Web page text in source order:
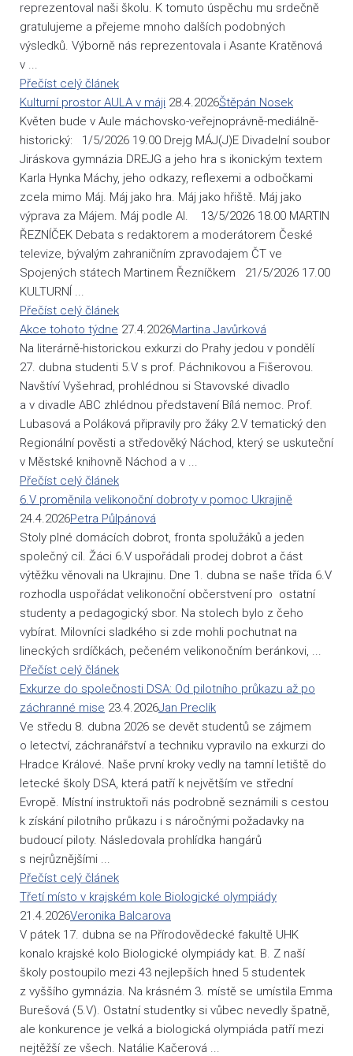
reprezentoval naši školu. K tomuto úspěchu mu srdečně
gratulujeme a přejeme mnoho dalších podobných
výsledků. Výborně nás reprezentovala i Asante Kratěnová
v ...
Přečíst celý článek
Kulturní prostor AULA v máji 28.4.2026Štěpán Nosek
Květen bude v Aule máchovsko-veřejnoprávně-mediálně-
historický: 1/5/2026 19.00 Drejg MÁJ(J)E Divadelní soubor
Jiráskova gymnázia DREJG a jeho hra s ikonickým textem
Karla Hynka Máchy, jeho odkazy, reflexemi a odbočkami
zcela mimo Máj. Máj jako hra. Máj jako hřiště. Máj jako
výprava za Májem. Máj podle AI. 13/5/2026 18.00 MARTIN
ŘEZNÍČEK Debata s redaktorem a moderátorem České
televize, bývalým zahraničním zpravodajem ČT ve
Spojených státech Martinem Řezníčkem 21/5/2026 17.00
KULTURNÍ ...
Přečíst celý článek
Akce tohoto týdne 27.4.2026Martina Javůrková
Na literárně-historickou exkurzi do Prahy jedou v pondělí
27. dubna studenti 5.V s prof. Páchnikovou a Fišerovou.
Navštíví Vyšehrad, prohlédnou si Stavovské divadlo
a v divadle ABC zhlédnou představení Bílá nemoc. Prof.
Lubasová a Poláková připravily pro žáky 2.V tematický den
Regionální pověsti a středověký Náchod, který se uskuteční
v Městské knihovně Náchod a v ...
Přečíst celý článek
6.V proměnila velikonoční dobroty v pomoc Ukrajině
24.4.2026Petra Půlpánová
Stoly plné domácích dobrot, fronta spolužáků a jeden
společný cíl. Žáci 6.V uspořádali prodej dobrot a část
výtěžku věnovali na Ukrajinu. Dne 1. dubna se naše třída 6.V
rozhodla uspořádat velikonoční občerstvení pro ostatní
studenty a pedagogický sbor. Na stolech bylo z čeho
vybírat. Milovníci sladkého si zde mohli pochutnat na
lineckých srdíčkách, pečeném velikonočním beránkovi, ...
Přečíst celý článek
Exkurze do společnosti DSA: Od pilotního průkazu až po
záchranné mise 23.4.2026Jan Preclík
Ve středu 8. dubna 2026 se devět studentů se zájmem
o letectví, záchranářství a techniku vypravilo na exkurzi do
Hradce Králové. Naše první kroky vedly na tamní letiště do
letecké školy DSA, která patří k největším ve střední
Evropě. Místní instruktoři nás podrobně seznámili s cestou
k získání pilotního průkazu i s náročnými požadavky na
budoucí piloty. Následovala prohlídka hangárů
s nejrůznějšími ...
Přečíst celý článek
Třetí místo v krajském kole Biologické olympiády
21.4.2026Veronika Balcarova
V pátek 17. dubna se na Přírodovědecké fakultě UHK
konalo krajské kolo Biologické olympiády kat. B. Z naší
školy postoupilo mezi 43 nejlepších hned 5 studentek
z vyššího gymnázia. Na krásném 3. místě se umístila Emma
Burešová (5.V). Ostatní studentky si vůbec nevedly špatně,
ale konkurence je velká a biologická olympiáda patří mezi
nejtěžší ze všech. Natálie Kačerová ...